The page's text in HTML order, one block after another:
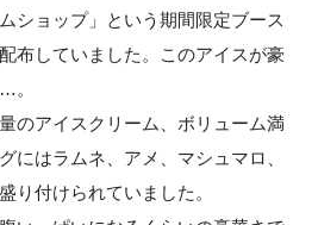
ショップ」という期間限定ブース
布していました。このアイスが豪
。
のアイスクリーム、ボリューム満
にはラムネ、アメ、マシュマロ、
り付けられていました。